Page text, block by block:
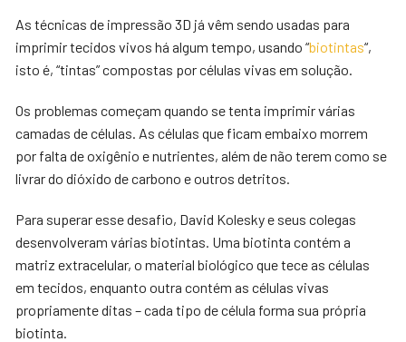
As técnicas de impressão 3D já vêm sendo usadas para
imprimir tecidos vivos há algum tempo, usando “biotintas“,
isto é, “tintas” compostas por células vivas em solução.
Os problemas começam quando se tenta imprimir várias
camadas de células. As células que ficam embaixo morrem
por falta de oxigênio e nutrientes, além de não terem como se
livrar do dióxido de carbono e outros detritos.
Para superar esse desafio, David Kolesky e seus colegas
desenvolveram várias biotintas. Uma biotinta contém a
matriz extracelular, o material biológico que tece as células
em tecidos, enquanto outra contém as células vivas
propriamente ditas – cada tipo de célula forma sua própria
biotinta.